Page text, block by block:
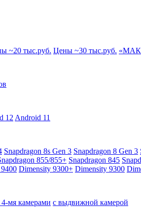
~20 тыс.руб. Цены ~30 тыс.руб.
12 Android 11
Snapdragon 8s Gen 3 Snapdragon 8 Gen 3
855/855+ Snapdragon 845
Dimensity 9300+ Dimensity 9300
4-мя камерами с выдвижной камерой